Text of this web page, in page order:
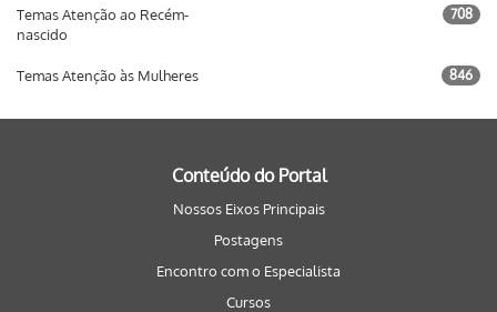
Temas Atenção ao Recém-
nascido
708
Temas Atenção às Mulheres 846
Conteúdo do Portal
Nossos Eixos Principais
Postagens
Encontro com o Especialista
Cursos